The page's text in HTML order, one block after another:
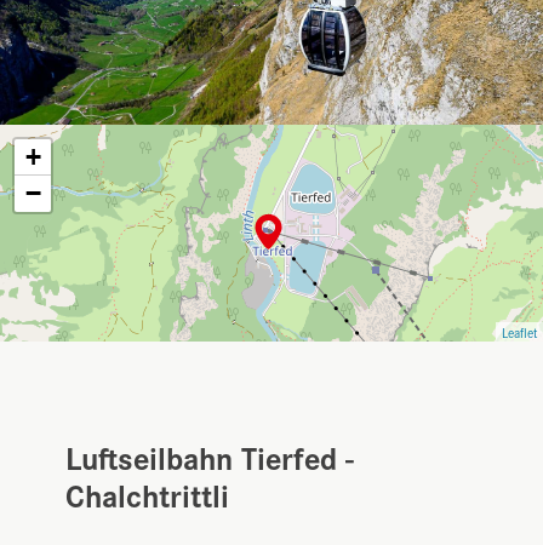
+
−
Leaflet
Luftseilbahn Tierfed -
Chalchtrittli